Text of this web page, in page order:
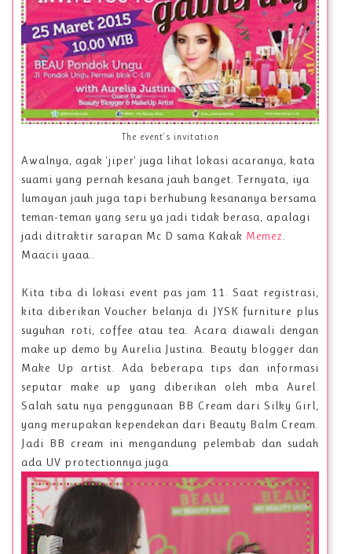
The event's invitation
Awalnya, agak 'jiper' juga lihat lokasi acaranya, kata
suami yang pernah kesana jauh banget. Ternyata, iya
lumayan jauh juga tapi berhubung kesananya bersama
teman-teman yang seru ya jadi tidak berasa, apalagi
jadi ditraktir sarapan Mc D sama Kakak Memez.
Maacii yaaa..
Kita tiba di lokasi event pas jam 11. Saat registrasi,
kita diberikan Voucher belanja di JYSK furniture plus
suguhan roti, coffee atau tea. Acara diawali dengan
make up demo by Aurelia Justina. Beauty blogger dan
Make Up artist. Ada beberapa tips dan informasi
seputar make up yang diberikan oleh mba Aurel.
Salah satu nya penggunaan BB Cream dari Silky Girl,
yang merupakan kependekan dari Beauty Balm Cream.
Jadi BB cream ini mengandung pelembab dan sudah
ada UV protectionnya juga.